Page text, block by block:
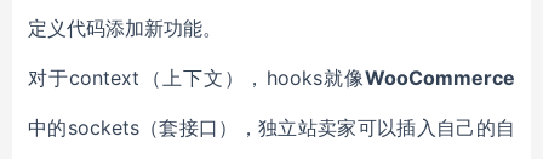
定义代码添加新功能。
对于context（上下文），hooks就像WooCommerce
中的sockets（套接口），独立站卖家可以插入自己的自